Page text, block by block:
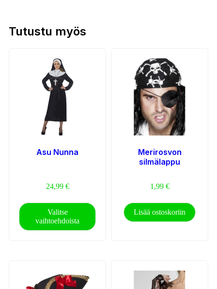
Tutustu myös
Asu Nunna
24,99 €
Valitse
vaihtoehdoista
Merirosvon
silmälappu
1,99 €
Lisää ostoskoriin